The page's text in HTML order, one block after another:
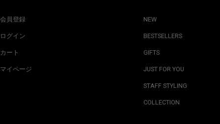
会員登録
ログイン
カート
マイページ
NEW
BESTSELLERS
GIFTS
JUST FOR YOU
STAFF STYLING
COLLECTION